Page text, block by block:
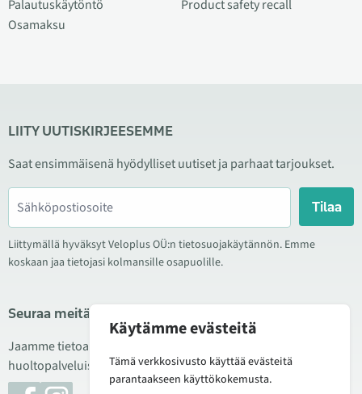
Palautuskäytöntö
Osamaksu
Product safety recall
LIITY UUTISKIRJEESEMME
Saat ensimmäisenä hyödylliset uutiset ja parhaat tarjoukset.
Tilaa
Liittymällä hyväksyt Veloplus OÜ:n tietosuojakäytännön. Emme
koskaan jaa tietojasi kolmansille osapuolille.
Seuraa meitä sosiaalisessa mediassa
Jaamme tietoa hyvistä tarjouksista, uusista tuotteista ja
huoltopalveluista. Joskus julkaisemme myös tuote-esittelyjä.
Käytämme evästeitä
Tämä verkkosivusto käyttää evästeitä
parantaakseen käyttökokemusta.